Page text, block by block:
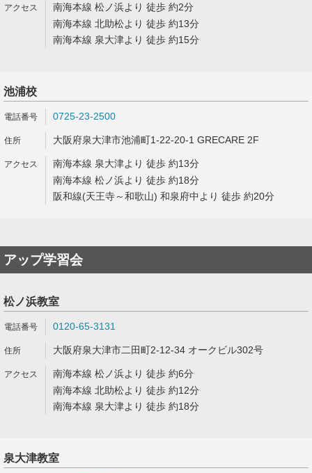
南海本線 松ノ浜より 徒歩 約2分
南海本線 北助松より 徒歩 約13分
南海本線 泉大津より 徒歩 約15分
池浦校
0725-23-2500
大阪府泉大津市池浦町1-22-20-1 GRECARE 2F
南海本線 泉大津より 徒歩 約13分
南海本線 松ノ浜より 徒歩 約18分
阪和線(天王寺～和歌山) 和泉府中より 徒歩 約20分
アップ学習会
松ノ浜教室
0120-65-3131
大阪府泉大津市二田町2-12-34 オークビル302号
南海本線 松ノ浜より 徒歩 約6分
南海本線 北助松より 徒歩 約12分
南海本線 泉大津より 徒歩 約18分
泉大津教室